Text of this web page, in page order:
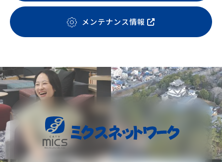
メンテナンス情報